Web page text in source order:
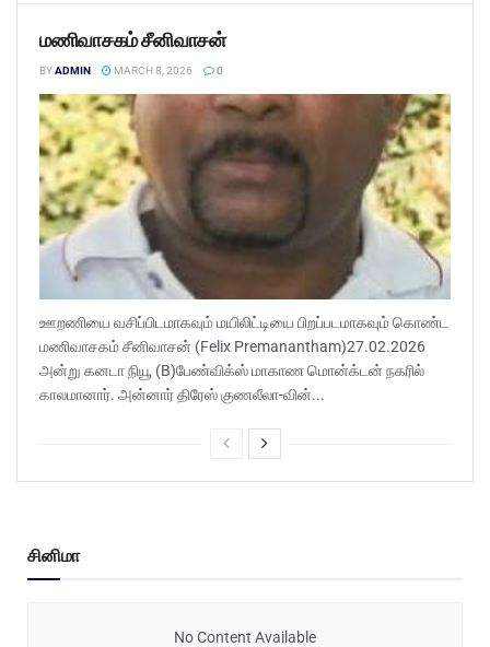
மணிவாசகம் சீனிவாசன்
BYADMIN MARCH 8, 2026 0
ஊறணியை வசிப்பிடமாகவும் மயிலிட்டியை பிறப்படமாகவும் கொண்ட
மணிவாசகம் சீனிவாசன் (Felix Premanantham)27.02.2026
அன்று கனடா நியூ (B)பேண்விக்ஸ் மாகாண மொன்க்டன் நகரில்
காலமானார். அன்னார் திரேஸ் குணலீலா-வின்...
சினிமா
No Content Available